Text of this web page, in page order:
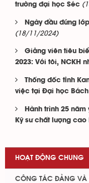
trường đại học Séc
Ngày đầu đứng
(18/11/2024)
Giảng viên tiêu
2023: Với tôi, NCKH
Thống đốc tỉnh
việc tại Đại học Bách
Hành trình 25
Kỹ sư chất lượng cao
HOẠT ĐỘNG CHUNG
CÔNG TÁC ĐẢNG VÀ